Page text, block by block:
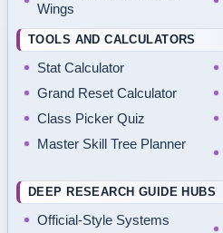
Wings
TOOLS AND CALCULATORS
Stat Calculator
Grand Reset Calculator
Class Picker Quiz
Master Skill Tree Planner
DEEP RESEARCH GUIDE HUBS
Official-Style Systems